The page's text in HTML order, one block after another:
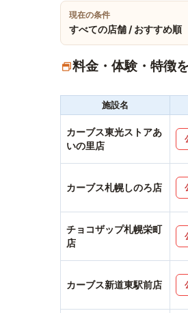
現在の条件
すべての店舗 / おすすめ順
料金・体験・特徴
施設名
カーブス東光ストアあ
いの里店
カーブス札幌しのろ店
チョコザップ札幌栄町
店
カーブス新道東駅前店